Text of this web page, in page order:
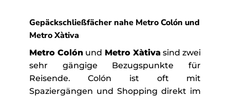
Gepäckschließfächer nahe Metro Colón und
Metro Xàtiva
Metro Colón und Metro Xàtivasind zwei
sehr gängige Bezugspunkte für
Reisende. Colón ist oft mit
Spaziergängen und Shopping direkt im